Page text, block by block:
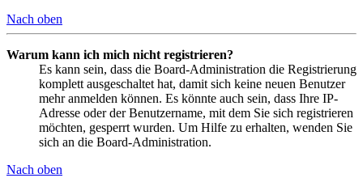
Nach oben
Warum kann ich mich nicht registrieren?
Es kann sein, dass die Board-Administration die Registrierung
komplett ausgeschaltet hat, damit sich keine neuen Benutzer
mehr anmelden können. Es könnte auch sein, dass Ihre IP-
Adresse oder der Benutzername, mit dem Sie sich registrieren
möchten, gesperrt wurden. Um Hilfe zu erhalten, wenden Sie
sich an die Board-Administration.
Nach oben